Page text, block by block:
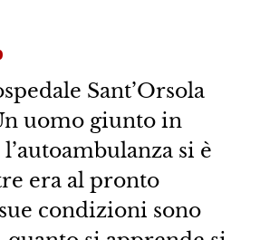
Sant’Orsola
uomo giunto in
si è
era al pronto
condizioni sono